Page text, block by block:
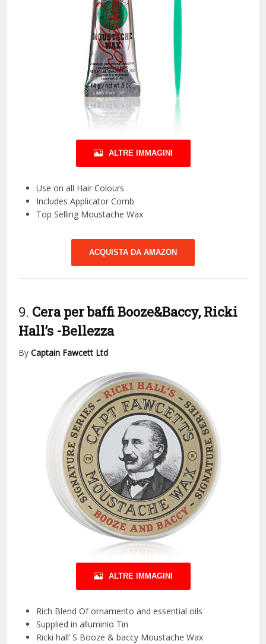
ALTRE IMMAGINI
Use on all Hair Colours
Includes Applicator Comb
Top Selling Moustache Wax
ACQUISTA DA AMAZON
9. Cera per baffi Booze&Baccy, Ricki
Hall’s -Bellezza
ByCaptain Fawcett Ltd
ALTRE IMMAGINI
Rich Blend Of ornamento and essential oils
Supplied in alluminio Tin
Ricki hall’ S Booze & baccy Moustache Wax